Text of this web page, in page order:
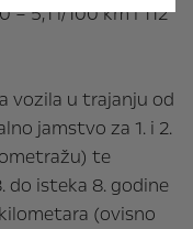
– 5,1 l/100 km i 112
vozila u trajanju od
jamstvo za 1. i 2.
te
do isteka 8. godine
(ovisno